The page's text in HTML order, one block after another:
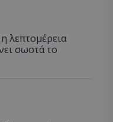
λεπτομέρεια
σωστά το